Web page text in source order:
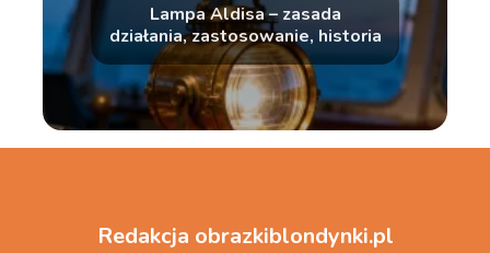
Lampa Aldisa – zasada
działania, zastosowanie, historia
Redakcja obrazkiblondynki.pl